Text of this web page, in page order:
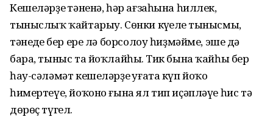
Кешеләрҙең тәненә, һәр ағза­һына һиллек,
тыныслыҡ ҡайтарыу. Сөнки күңелең тынысмы,
тәнеңдең бер ере лә борсолоу һиҙмәйме, эшең дә
бара, тыныс та йоҡлайһың. Тик бына ҡайһы бер
һау-сәләмәт кешеләрҙең уғата күп йоҡо
һимертеүе, йоҡоно ғына ял тип иҫәпләүе һис тә
дөрөҫ түгел.